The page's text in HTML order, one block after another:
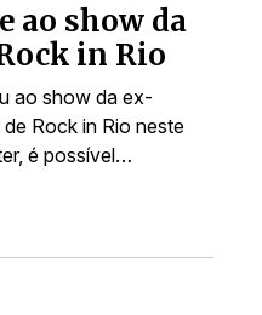
ao show da
in Rio
ao show da ex-
Rock in Rio neste
é possível…